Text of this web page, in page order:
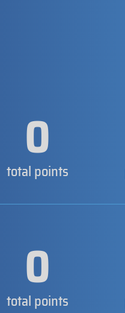
0
total points
0
total points